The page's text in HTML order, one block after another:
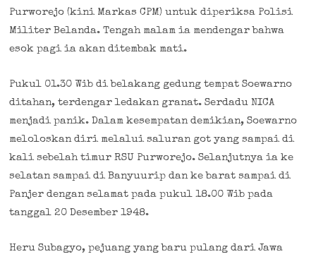
Purworejo (kini Markas CPM) untuk diperiksa Polisi
Militer Belanda. Tengah malam ia mendengar bahwa
esok pagi ia akan ditembak mati.
Pukul 01.30 Wib di belakang gedung tempat Soewarno
ditahan, terdengar ledakan granat. Serdadu NICA
menjadi panik. Dalam kesempatan demikian, Soewarno
meloloskan diri melalui saluran got yang sampai di
kali sebelah timur RSU Purworejo. Selanjutnya ia ke
selatan sampai di Banyuurip dan ke barat sampai di
Panjer dengan selamat pada pukul 18.00 Wib pada
tanggal 20 Desember 1948.
Heru Subagyo, pejuang yang baru pulang dari Jawa